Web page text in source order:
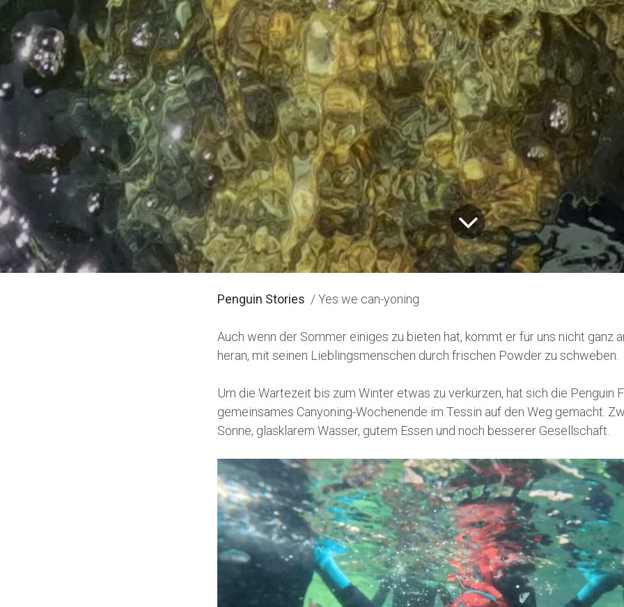
Penguin Stories / Yes we can-yoning
Auch wenn der Sommer einiges zu bieten hat, kommt er für uns nicht ganz
heran, mit seinen Lieblingsmenschen durch frischen Powder zu schweben.
Um die Wartezeit bis zum Winter etwas zu verkürzen, hat sich die Penguin
gemeinsames Canyoning-Wochenende im Tessin auf den Weg gemacht.
Sonne, glasklarem Wasser, gutem Essen und noch besserer Gesellschaft.